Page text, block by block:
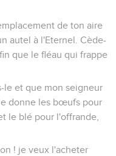
de ton aire
autel à l'Eternel. Cède-
que le fléau qui frappe
le et que mon seigneur
donne les bœufs pour
le blé pour l'offrande,
! je veux l'acheter